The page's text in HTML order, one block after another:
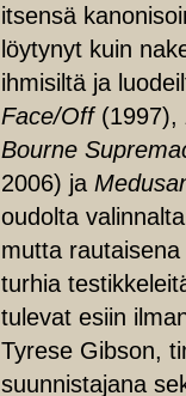
itsensä
löytynyt kuin
ihmisiltä ja
Face/Off(1997),
Bourne
2006) ja
oudolta
mutta
turhia
tulevat esiin
Tyrese Gibson,
suunnistajana